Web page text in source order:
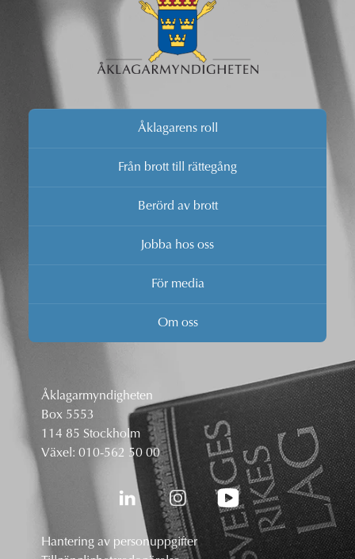
Åklagarens roll
Från brott till rättegång
Berörd av brott
Jobba hos oss
För media
Om oss
Åklagarmyndigheten
Box 5553
114 85 Stockholm
Växel: 010-562 50 00
Hantering av personuppgifter